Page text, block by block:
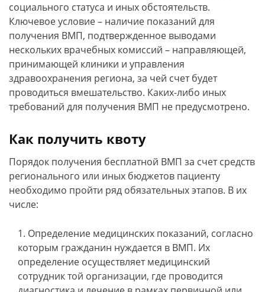
социального статуса и иных обстоятельств.
Ключевое условие – наличие показаний для
получения ВМП, подтвержденное выводами
нескольких врачебных комиссий – направляющей,
принимающей клиники и управления
здравоохранения региона, за чей счет будет
проводиться вмешательство. Каких-либо иных
требований для получения ВМП не предусмотрено.
Как получить квоту
Порядок получения бесплатной ВМП за счет средств
регионального или иных бюджетов пациенту
необходимо пройти ряд обязательных этапов. В их
числе:
Определение медицинских показаний, согласно
которым гражданин нуждается в ВМП. Их
определение осуществляет медицинский
сотрудник той организации, где проводится